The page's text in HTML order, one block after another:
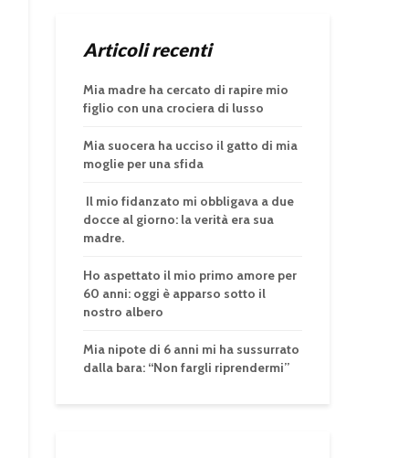
Articoli recenti
Mia madre ha cercato di rapire mio
figlio con una crociera di lusso
Mia suocera ha ucciso il gatto di mia
moglie per una sfida
Il mio fidanzato mi obbligava a due
docce al giorno: la verità era sua
madre.
Ho aspettato il mio primo amore per
60 anni: oggi è apparso sotto il
nostro albero
Mia nipote di 6 anni mi ha sussurrato
dalla bara: “Non fargli riprendermi”